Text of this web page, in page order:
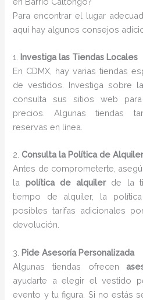
Para encontrar el lugar
aquí hay algunos consejos
1. Investiga las Tiendas Locales
En CDMX, hay varias tiendas
de vestidos. Investiga sobre
consulta sus sitios web
precios. Algunas tiendas
reservas en línea.
2.Consulta la Política de
Antes de comprometerte,
la política de alquilerde la
tiempo de alquiler, la
posibles tarifas adicionales
devolución.
3. Pide Asesoría Personalizada
Algunas tiendas ofrecen
ayudarte a elegir el vestido
evento y tu figura. Si no estás